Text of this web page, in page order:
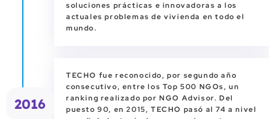
soluciones prácticas e innovadoras a los
actuales problemas de vivienda en todo el
mundo.
TECHO fue reconocido, por segundo año
consecutivo, entre los Top 500 NGOs, un
ranking realizado por NGO Advisor. Del
puesto 90, en 2015, TECHO pasó al 74 a nivel
2016